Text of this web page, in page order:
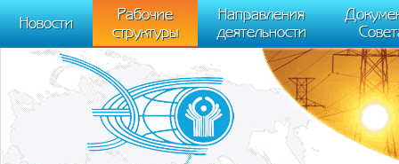
m[i].l=1*new Date(); for (var j = 0; j < document.scripts.length; j++) {if
[0],k.async=1,k.src=r,a.parentNode.insertBefore(k,a)}) (window,
trackLinks:true, accurateTrackBounce:true });
Новости
Рабочие
структуры
Направления
деятельности